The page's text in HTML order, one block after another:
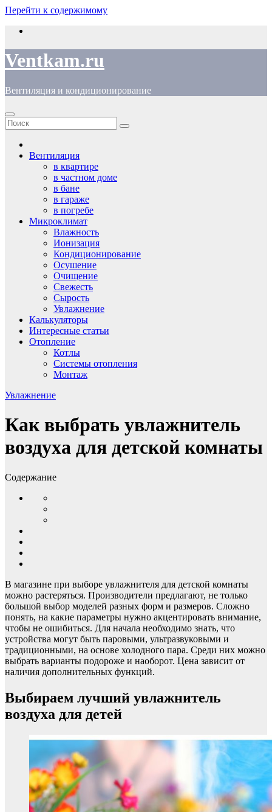
Перейти к содержимому
Ventkam.ru
Вентиляция и кондиционирование
Вентиляция
в квартире
в частном доме
в бане
в гараже
в погребе
Микроклимат
Влажность
Ионизация
Кондиционирование
Осушение
Очищение
Свежесть
Сырость
Увлажнение
Калькуляторы
Интересные статьи
Отопление
Котлы
Системы отопления
Монтаж
Увлажнение
Как выбрать увлажнитель
воздуха для детской комнаты
Содержание
В магазине при выборе увлажнителя для детской комнаты
можно растеряться. Производители предлагают, не только
большой выбор моделей разных форм и размеров. Сложно
понять, на какие параметры нужно акцентировать внимание,
чтобы не ошибиться. Для начала необходимо знать, что
устройства могут быть паровыми, ультразвуковыми и
традиционными, на основе холодного пара. Среди них можно
выбрать варианты подороже и наоборот. Цена зависит от
наличия дополнительных функций.
Выбираем лучший увлажнитель
воздуха для детей